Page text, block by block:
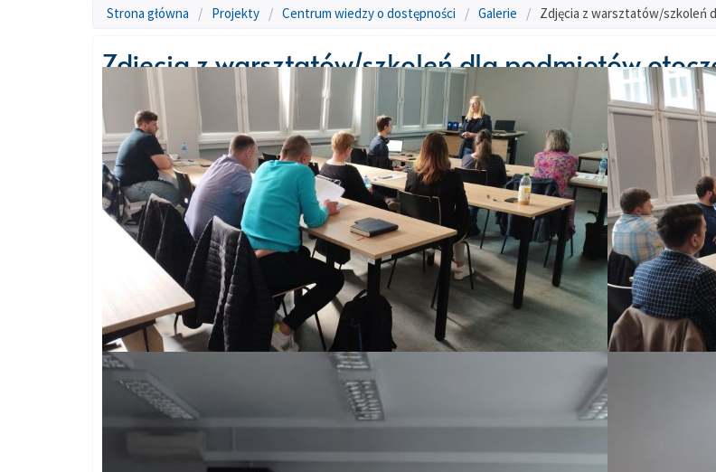
Strona główna / Projekty / Centrum wiedzy o dostępności / Galerie / Zdjęcia z warsztatów/szkoleń
Zdjęcia z warsztatów/szkoleń dla podmiotów